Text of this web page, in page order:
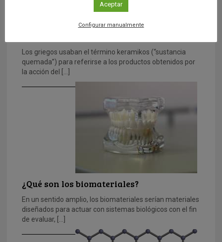
¿De qué están hechos los materiales
Los griegos usaban el término keramikos (“sustancia
quemada”) para referirse a los productos obtenidos por
la acción del […]
¿Qué son los biomateriales?
En un sentido amplio, los biomateriales serían materiales
diseñados para actuar con sistemas biológicos con el fin
de evaluar, […]
Aceptar
Configurar manualmente